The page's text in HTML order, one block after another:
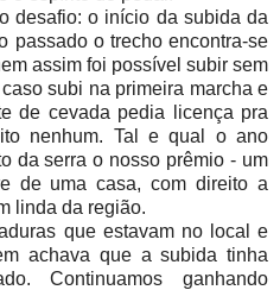
desafio: o início da subida da
passado o trecho encontra-se
assim foi possível subir sem
subi na primeira marcha e
de cevada pedia licença pra
nenhum. Tal e qual o ano
da serra o nosso prêmio - um
de uma casa, com direito a
linda da região.
que estavam no local e
achava que a subida tinha
Continuamos ganhando